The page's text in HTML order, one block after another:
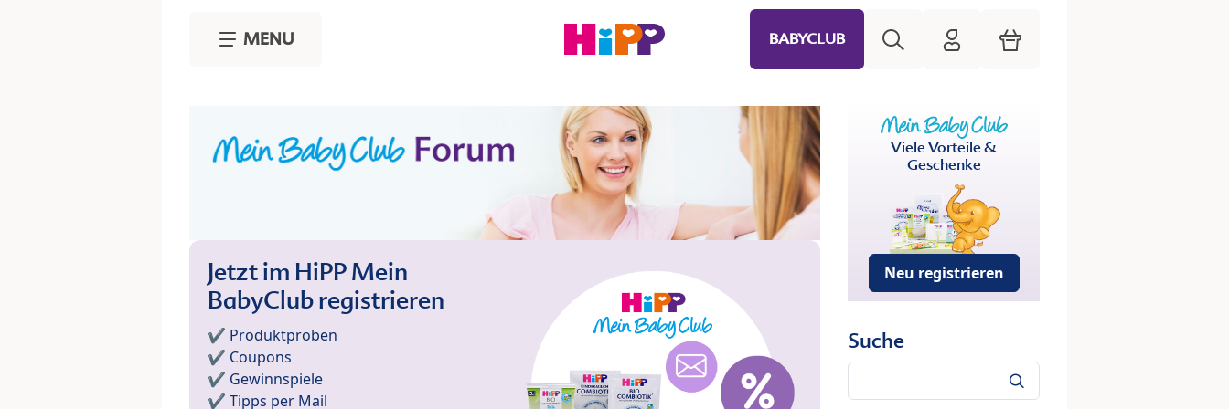
MENU BABYCLUB HiPP Mein Babyclub
Warenkorb
Jetzt im HiPP Mein
BabyClub registrieren
✔️ Produktproben
✔️ Coupons
✔️ Gewinnspiele
✔️ Tipps per Mail
Viele Vorteile &
Geschenke
Neu registrieren
Suche